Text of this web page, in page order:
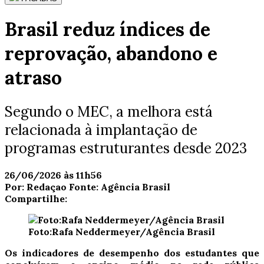
Brasil reduz índices de
reprovação, abandono e
atraso
Segundo o MEC, a melhora está
relacionada à implantação de
programas estruturantes desde 2023
26/06/2026 às 11h56
Por: Redaçao Fonte: Agência Brasil
Compartilhe:
Foto:Rafa Neddermeyer/Agência Brasil
Os indicadores de desempenho dos estudantes que